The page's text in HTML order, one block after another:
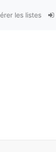
les listes